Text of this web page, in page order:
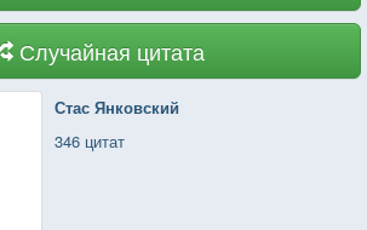
Случайная цитата
Стас Янковский
346 цитат